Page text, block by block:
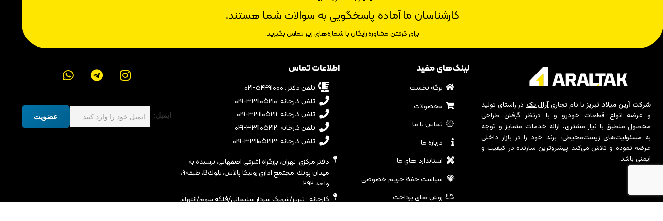
کارشناسان ما آماده پاسخگویی به سوالات شما هستند.
برای گرفتن مشاوره رایگان با شماره‌های زیر تماس بگیرید.
شرکت آرین میلاد تبریزبا نام تجاریآرال تکدر راستای تولید
و عرضه انواع قطعات خودرو و با درنظر گرفتن طراحی
محصول منطبق با نیاز مشتری، ارائه خدمات متمایز و توجه
به مسئولیت‌های زیست‌محیطی، برند خود را در بازار داخلی
عرضه نموده و تلاش می‌کند پیشروترین سازنده در کیفیت و
ایمنی باشد.
لینک‌های مفید
برگه نخست
محصولات
تماس با ما
درباره ما
استاندارد های ما
سیاست حفظ حریم خصوصی
روش های پرداخت
اطلاعات تماس
تلفن دفتر : ۵۴۴۹۱۰۰۰-۰۲۱
تلفن کارخانه :۳۳۱۱۰۵۲۱۰-۰۴۱
تلفن کارخانه :۳۳۱۱۰۵۲۱۱-۰۴۱
تلفن کارخانه :۳۳۱۱۰۵۲۱۲-۰۴۱
تلفن کارخانه :۳۳۱۱۰۵۲۱۳-۰۴۱
دفتر مرکزی: تهران، بزرگراه اشرفى اصفهانى، نرسيده به
ميدان پونك، مجتمع ادارى رونيكا پالاس، بلوكB، طبقه٩،
واحد ٢٩٢
کارخانه : تبریز/شهرک سردار سلیمانی/فلکه سوم/انتهای
ایمیل: عضویت